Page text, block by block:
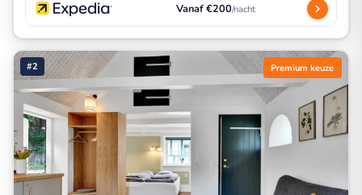
Vanaf €200/nacht
#2 Premium keuze